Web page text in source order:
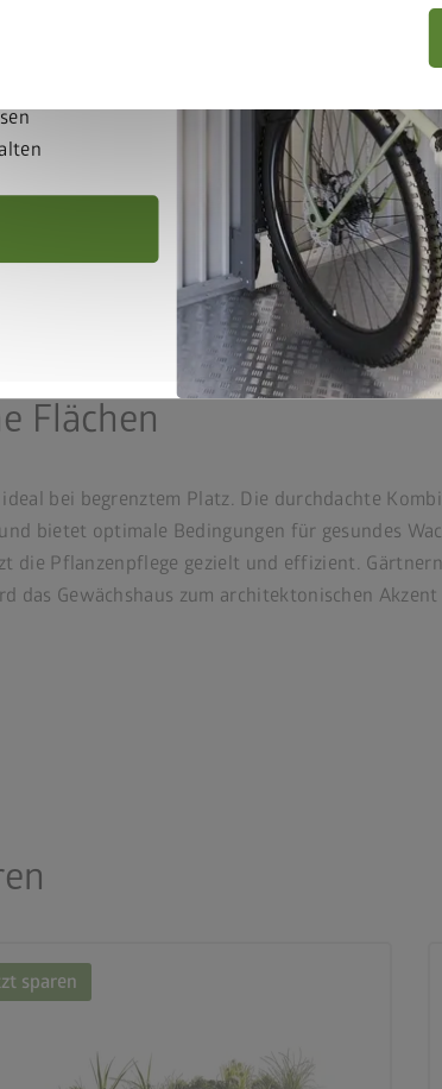
und
Bepflanzung
Nachrüstbar auf
Flächen
bei begrenztem Platz. Die durchdachte
bietet optimale Bedingungen für gesundes
die Pflanzenpflege gezielt und effizient.
Gewächshaus zum architektonischen
sparen